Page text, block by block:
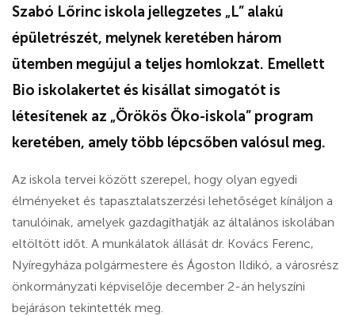
Szabó Lőrinc iskola jellegzetes „L” alakú
épületrészét, melynek keretében három
ütemben megújul a teljes homlokzat. Emellett
Bio iskolakertet és kisállat simogatót is
létesítenek az „Örökös Öko-iskola” program
keretében, amely több lépcsőben valósul meg.
Az iskola tervei között szerepel, hogy olyan egyedi
élményeket és tapasztalatszerzési lehetőséget kínáljon a
tanulóinak, amelyek gazdagíthatják az általános iskolában
eltöltött időt. A munkálatok állását dr. Kovács Ferenc,
Nyíregyháza polgármestere és Ágoston Ildikó, a városrész
önkormányzati képviselője december 2-án helyszíni
bejáráson tekintették meg.